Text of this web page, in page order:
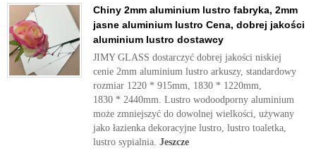
Chiny 2mm aluminium lustro fabryka, 2mm
jasne aluminium lustro Cena, dobrej jakości
aluminium lustro dostawcy
JIMY GLASS dostarczyć dobrej jakości niskiej
cenie 2mm aluminium lustro arkuszy, standardowy
rozmiar 1220 * 915mm, 1830 * 1220mm,
1830 * 2440mm. Lustro wodoodporny aluminium
może zmniejszyć do dowolnej wielkości, używany
jako łazienka dekoracyjne lustro, lustro toaletka,
lustro sypialnia. Jeszcze